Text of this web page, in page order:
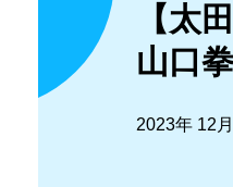
【太
山口
2023年 12